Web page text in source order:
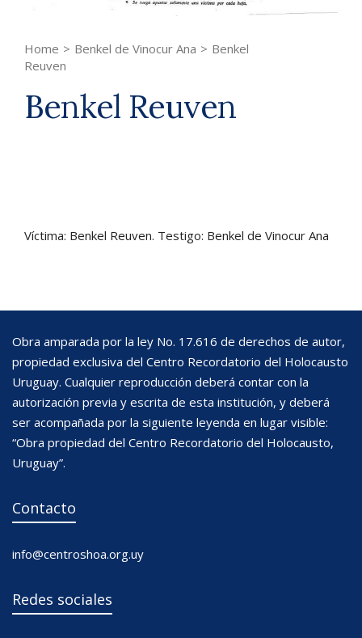
Home > Benkel de Vinocur Ana > Benkel
Reuven
Benkel Reuven
Víctima: Benkel Reuven. Testigo: Benkel de Vinocur Ana
Obra amparada por la ley No. 17.616 de derechos de autor,
propiedad exclusiva del Centro Recordatorio del Holocausto
Uruguay. Cualquier reproducción deberá contar con la
autorización previa y escrita de esta institución, y deberá
ser acompañada por la siguiente leyenda en lugar visible:
“Obra propiedad del Centro Recordatorio del Holocausto,
Uruguay”.
Contacto
info@centroshoa.org.uy
Redes sociales